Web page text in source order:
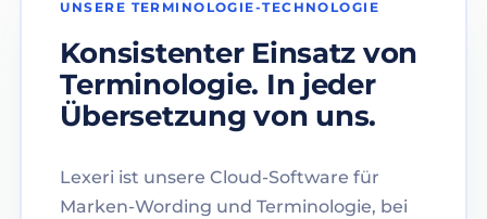
UNSERE TERMINOLOGIE-TECHNOLOGIE
Konsistenter Einsatz von
Terminologie. In jeder
Übersetzung von uns.
Lexeri ist unsere Cloud-Software für
Marken-Wording und Terminologie, bei